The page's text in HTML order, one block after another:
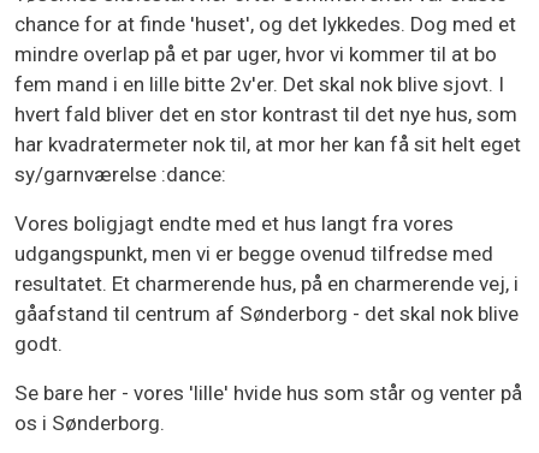
chance for at finde 'huset', og det lykkedes. Dog med et
mindre overlap på et par uger, hvor vi kommer til at bo
fem mand i en lille bitte 2v'er. Det skal nok blive sjovt. I
hvert fald bliver det en stor kontrast til det nye hus, som
har kvadratermeter nok til, at mor her kan få sit helt eget
sy/garnværelse :dance:
Vores boligjagt endte med et hus langt fra vores
udgangspunkt, men vi er begge ovenud tilfredse med
resultatet. Et charmerende hus, på en charmerende vej, i
gåafstand til centrum af Sønderborg - det skal nok blive
godt.
Se bare her - vores 'lille' hvide hus som står og venter på
os i Sønderborg.